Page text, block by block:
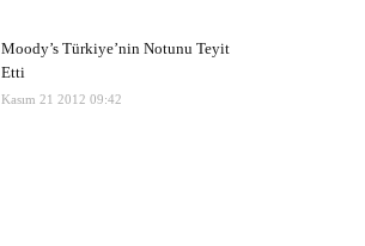
Moody’s Türkiye’nin Notunu Teyit
Etti
Kasım 21 2012 09:42